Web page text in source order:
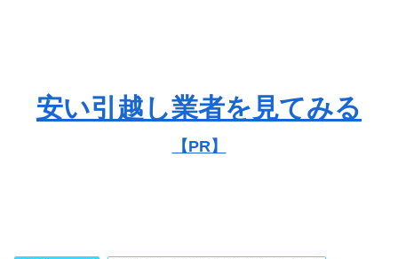
安い引越し業者を見てみる
【PR】